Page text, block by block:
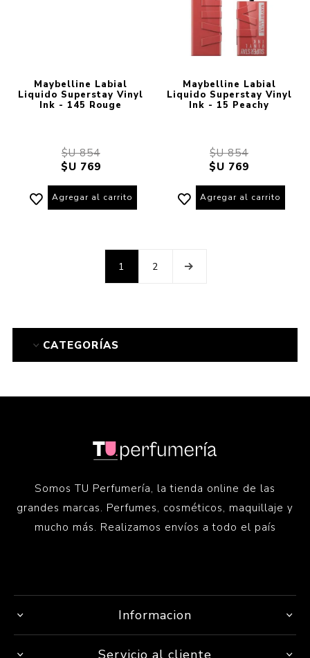
Maybelline Labial
Liquido Superstay Vinyl
Ink - 145 Rouge
$U 854
$U 769
Agregar al carrito
Maybelline Labial
Liquido Superstay Vinyl
Ink - 15 Peachy
$U 854
$U 769
Agregar al carrito
1 2
CATEGORÍAS
Somos TU Perfumería, la tienda online de las
grandes marcas. Perfumes, cosméticos, maquillaje y
mucho más. Realizamos envíos a todo el país
Informacion
Servicio al cliente